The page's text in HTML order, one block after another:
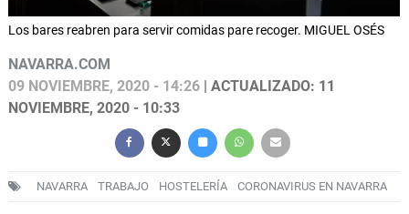
Los bares reabren para servir comidas pare recoger. MIGUEL OSÉS
NAVARRA.COM
09 NOVIEMBRE, 2020 - 14:26 | ACTUALIZADO: 11
NOVIEMBRE, 2020 - 10:33
NAVARRA TRABAJO HOSTELERÍA CORONAVIRUS EN NAVARRA